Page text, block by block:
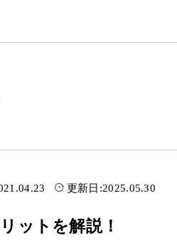
更新日:2025.05.30
ットを解説！